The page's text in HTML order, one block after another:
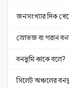
জনসংখ্যার দিক
স্রোতজ বা গরান
বনভূমি কাকে বলে?
সিলেট অঞ্চলের